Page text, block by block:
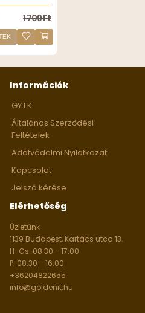
1 709 Ft
Információk
GY.I.K
Általános Szerződési
Feltételek
Adatvédelmi Nyilatkozat
Kapcsolat
Jelszó kérése
Elérhetőség
Üzletünk
1139 Budapest, Kartács utca 13.
H-Cs: 08:30 - 17:00
P: 08:30 - 16:00
+36204822655
info@goldenit.hu